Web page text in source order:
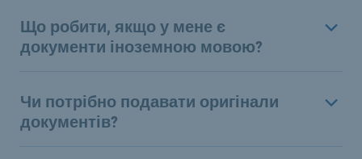
Що робити, якщо у мене є
документи іноземною мовою?
Чи потрібно подавати оригінали
документів?